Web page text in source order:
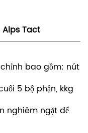
Tact
bao gồm: nút
5 bộ phận, kkg
nghiêm ngặt để